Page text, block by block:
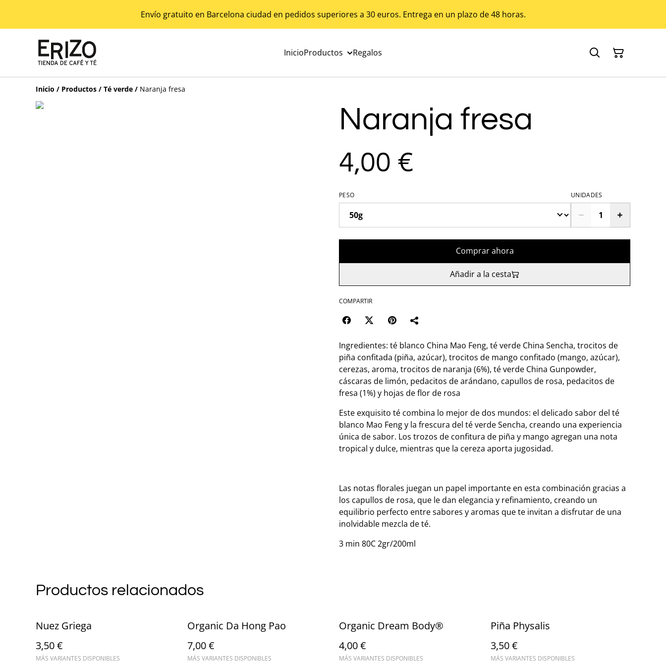
Envío gratuito en Barcelona ciudad en pedidos superiores a 30 euros. Entrega en un plazo de 48 horas.
InicioProductos Regalos
Inicio / Productos / Té verde / Naranja fresa
Naranja fresa
4,00 €
PESO UNIDADES
Comprar ahora
Añadir a la cesta
COMPARTIR
Ingredientes: té blanco China Mao Feng, té verde China Sencha, trocitos de
piña confitada (piña, azúcar), trocitos de mango confitado (mango, azúcar),
cerezas, aroma, trocitos de naranja (6%), té verde China Gunpowder,
cáscaras de limón, pedacitos de arándano, capullos de rosa, pedacitos de
fresa (1%) y hojas de flor de rosa
Este exquisito té combina lo mejor de dos mundos: el delicado sabor del té
blanco Mao Feng y la frescura del té verde Sencha, creando una experiencia
única de sabor. Los trozos de confitura de piña y mango agregan una nota
tropical y dulce, mientras que la cereza aporta jugosidad.
Las notas florales juegan un papel importante en esta combinación gracias a
los capullos de rosa, que le dan elegancia y refinamiento, creando un
equilibrio perfecto entre sabores y aromas que te invitan a disfrutar de una
inolvidable mezcla de té.
3 min 80C 2gr/200ml
Productos relacionados
Nuez Griega
3,50 €
MÁS VARIANTES DISPONIBLES
Organic Da Hong Pao
7,00 €
MÁS VARIANTES DISPONIBLES
Organic Dream Body®
4,00 €
MÁS VARIANTES DISPONIBLES
Piña Physalis
3,50 €
MÁS VARIANTES DISPONIBLES